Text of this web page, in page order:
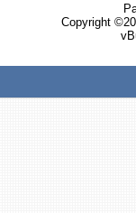
Copyright